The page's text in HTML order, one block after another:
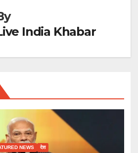
India Khabar
NEWS देश